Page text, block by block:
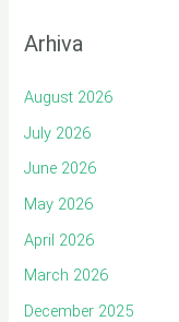
Arhiva
August 2026
July 2026
June 2026
May 2026
April 2026
March 2026
December 2025